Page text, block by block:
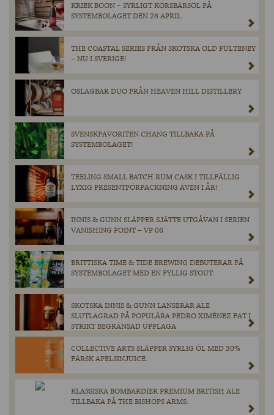
KRIEK BOON – SYRLIGT KÖRSBÄRSÖL PÅ
SYSTEMBOLAGET DEN 28 APRIL.
THE COASTAL SERIES FRÅN SKOTSKA OLD PULTENEY
– NU I SVERIGE!
OSLAGBAR DUO FRÅN HEAVEN HILL DISTILLERY
SVENSKFAVORITEN CHANG TILLBAKA PÅ
SYSTEMBOLAGET!
TEELING SMALL BATCH RUM CASK I TILLFÄLLIG
LYXIG PRESENTFÖRPACKNING ÄVEN I ÅR!
INNIS & GUNN SLÄPPER SJÄTTE UTGÅVAN I SERIEN
VANISHING POINT – VP 06
BRITTISKA TIME & TIDE BREWING DEBUTERAR PÅ
SYSTEMBOLAGET MED EN FYLLIG STOUT.
SKOTSKA INNIS & GUNN LANSERAR ALE
SLUTLAGRAD PÅ POPULÄRA PEDRO XIMÉNEZ FAT I
STRIKT BEGRÄNSAD UPPLAGA
COLLECTIVE ARTS SLÄPPER SYRLIG ÖL MED 30%
FÄRSK APELSINJUICE.
KLASSISKA BOMBARDIER PREMIUM BRITISH ALE
TILLBAKA PÅ THE BISHOPS ARMS.